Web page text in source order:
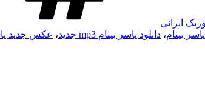
ایرانی
بینام، دانلود یاسر بینام mp3 جدید ، عکس جدید